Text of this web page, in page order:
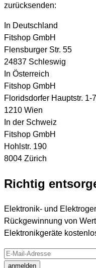
zurücksenden:
In Deutschland
Fitshop GmbH
Flensburger Str. 55
24837 Schleswig
In Österreich
Fitshop GmbH
Floridsdorfer Hauptstr. 1-7
1210 Wien
In der Schweiz
Fitshop GmbH
Hohlstr. 190
8004 Zürich
Richtig
Elektronik- und
Rückgewinnung von
Elektronikgeräte